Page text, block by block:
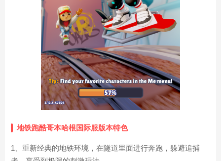
地铁跑酷哥本哈根国际服版本特色
1、重新经典的地铁环境，在隧道里面进行奔跑，躲避追捕